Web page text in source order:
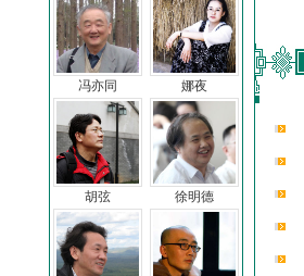
冯亦同 娜夜
胡弦 徐明德